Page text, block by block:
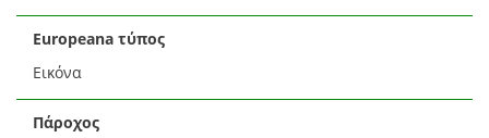
Europeana τύπος
Εικόνα
Πάροχος